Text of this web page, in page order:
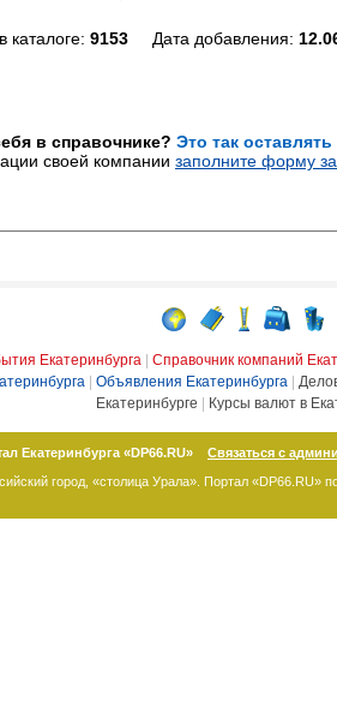
каталоге: 9153 Дата добавления:
в справочнике? Это так
своей компании заполните форму
Екатеринбурга
Справочник компаний
Объявления Екатеринбурга
Екатеринбурге
Курсы валют в
Екатеринбурга «DP66.RU»
Связаться с
город, «столица Урала». Портал «DP66.RU»